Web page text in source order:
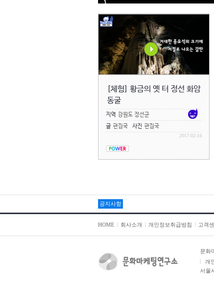
[체험] 황금의 옛 터 정선 화암
동굴
지역 강원도 정선군
글 편집국 사진 편집국
2017-02-16
공지사항
HOME 회사소개 개인정보취급방침 고객
문화
개
서울